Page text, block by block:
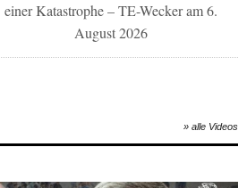
einer Katastrophe – TE-Wecker am 6.
August 2026
» alle Videos